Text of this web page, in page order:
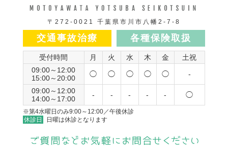
〒272-0021 千葉県市川市八幡2-7-8
交通事故治療 各種保険取扱
受付時間 月 火 水 木 金
土祝
09:00～12:00
15:00～20:00
◯ ◯ ◯ ◯ ◯ -
09:00～12:00
14:00～17:00
- - - - - ◯
※第4水曜日のみ9:00～12:00／午後休診
休診日
日曜は休診となります